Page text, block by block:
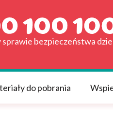
bezpieczeństwa
do pobrania